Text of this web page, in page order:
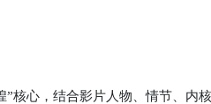
心，结合影片人物、情节、内